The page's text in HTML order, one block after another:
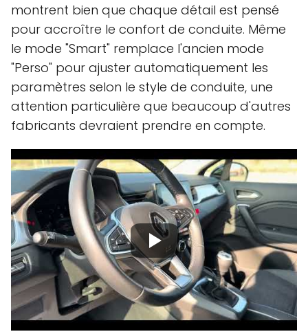
montrent bien que chaque détail est pensé
pour accroître le confort de conduite. Même
le mode "Smart" remplace l'ancien mode
"Perso" pour ajuster automatiquement les
paramètres selon le style de conduite, une
attention particulière que beaucoup d'autres
fabricants devraient prendre en compte.